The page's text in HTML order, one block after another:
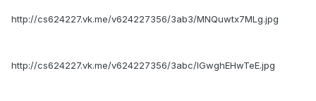
http://cs624227.vk.me/v624227356/3ab3/MNQuwtx7MLg.jpg
http://cs624227.vk.me/v624227356/3abc/IGwghEHwTeE.jpg